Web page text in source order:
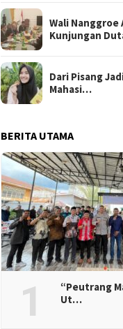
Wali Nanggroe
Kunjungan
Dari Pisang
Mahasi…
BERITA UTAMA
1
“Peutrang
Ut…